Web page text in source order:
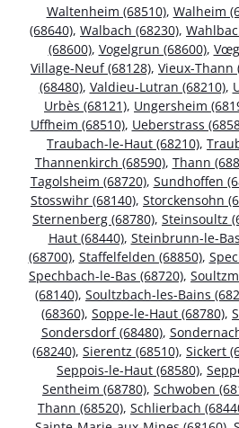
Waltenheim (68510), Walheim
(68640), Walbach (68230),
(68600), Vogelgrun (68600),
Village-Neuf (68128), Vieux-Thann
(68480), Valdieu-Lutran (68210),
Urbès (68121), Ungersheim
Uffheim (68510), Ueberstrass
Traubach-le-Haut (68210),
Thannenkirch (68590), Thann
Tagolsheim (68720), Sundhoffen
Stosswihr (68140), Storckensohn
Sternenberg (68780), Steinsoultz
Haut (68440), Steinbrunn-le-
(68700), Staffelfelden (68850),
Spechbach-le-Bas (68720),
(68140), Soultzbach-les-Bains
(68360), Soppe-le-Haut (68780),
Sondersdorf (68480),
(68240), Sierentz (68510), Sickert
Seppois-le-Haut (68580),
Sentheim (68780), Schwoben
Thann (68520), Schlierbach